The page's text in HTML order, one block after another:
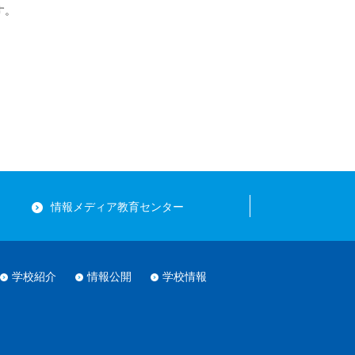
情報メディア教育センター
学校紹介 情報公開
学校情報